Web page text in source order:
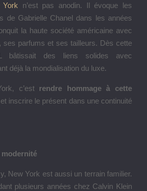
n’est pas anodin. Il évoque les
de Gabrielle Chanel dans les années
la haute société américaine avec
ses parfums et ses tailleurs. Dès cette
bâtissait des liens solides avec
déjà la mondialisation du luxe.
c’est rendre hommage à cette
et inscrire le présent dans une continuité
modernité
New York est aussi un terrain familier.
plusieurs années chez Calvin Klein